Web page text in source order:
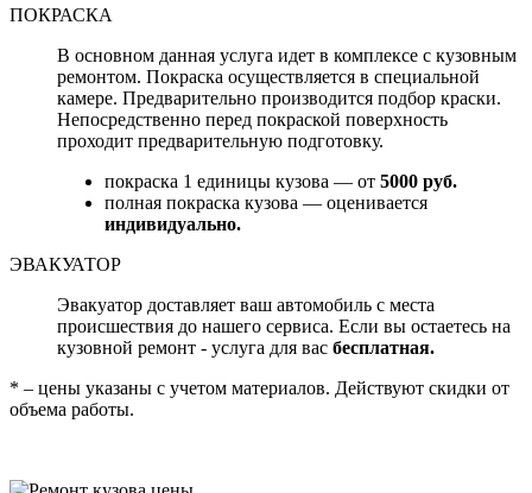
ПОКРАСКА
В основном данная услуга идет в комплексе с кузовным
ремонтом. Покраска осуществляется в специальной
камере. Предварительно производится подбор краски.
Непосредственно перед покраской поверхность
проходит предварительную подготовку.
покраска 1 единицы кузова — от 5000 руб.
полная покраска кузова — оценивается
индивидуально.
ЭВАКУАТОР
Эвакуатор доставляет ваш автомобиль с места
происшествия до нашего сервиса. Если вы остаетесь на
кузовной ремонт - услуга для вас бесплатная.
* – цены указаны с учетом материалов. Действуют скидки от
объема работы.